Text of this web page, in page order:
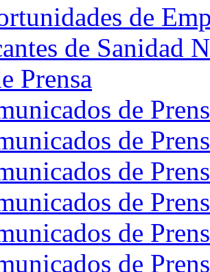
de
de Sanidad
Prensa
de
de
de
de
de
de